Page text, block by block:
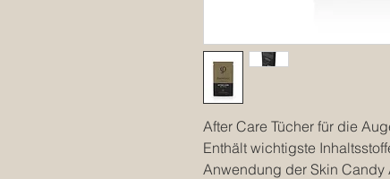
After Care Tücher für die
Enthält wichtigste
Anwendung der Skin